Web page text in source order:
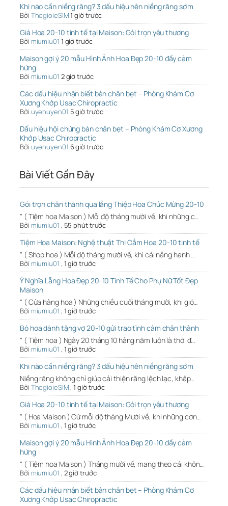
Khi nào cần niềng răng? 3 dấu hiệu nên niềng răng sớm
Bởi ThegioieSIM1 giờ trước
Giá Hoa 20-10 tinh tế tại Maison: Gói trọn yêu thương
Bởi miumiu01 1 giờ trước
Maison gợi ý 20 mẫu Hình Ảnh Hoa Đẹp 20-10 đầy cảm
hứng
Bởi miumiu01 2 giờ trước
Các dấu hiệu nhận biết bàn chân bẹt – Phòng Khám Cơ
Xương Khớp Usac Chiropractic
Bởi uyenuyen01 5 giờ trước
Dấu hiệu hội chứng bàn chân bẹt – Phòng Khám Cơ Xương
Khớp Usac Chiropractic
Bởi uyenuyen01 6 giờ trước
Bài Viết Gần Đây
Gói trọn chân thành qua lẵng Thiệp Hoa Chúc Mừng 20-10
" ( Tiệm hoa Maison ) Mỗi độ tháng mười về, khi những c…
Bởi miumiu01 , 55 phút trước
Tiệm Hoa Maison: Nghệ thuật Thi Cắm Hoa 20-10 tinh tế
" ( Shop hoa ) Mỗi độ tháng mười về, khi cái nắng hanh …
Bởi miumiu01 , 1 giờ trước
Ý Nghĩa Lẵng Hoa Đẹp 20-10 Tinh Tế Cho Phụ Nữ Tốt Đẹp
Maison
" ( Cửa hàng hoa ) Những chiều cuối tháng mười, khi gió…
Bởi miumiu01 , 1 giờ trước
Bó hoa dành tặng vợ 20-10 gửi trao tình cảm chân thành
" ( Tiệm hoa ) Ngày 20 tháng 10 hàng năm luôn là thời đ…
Bởi miumiu01 , 1 giờ trước
Khi nào cần niềng răng? 3 dấu hiệu nên niềng răng sớm
Niềng răng không chỉ giúp cải thiện răng lệch lạc, khấp…
Bởi ThegioieSIM,1 giờ trước
Giá Hoa 20-10 tinh tế tại Maison: Gói trọn yêu thương
" ( Hoa Maison ) Cứ mỗi độ tháng Mười về, khi những cơn…
Bởi miumiu01 , 1 giờ trước
Maison gợi ý 20 mẫu Hình Ảnh Hoa Đẹp 20-10 đầy cảm
hứng
" ( Tiệm hoa Maison ) Tháng mười về, mang theo cái khôn…
Bởi miumiu01 , 2 giờ trước
Các dấu hiệu nhận biết bàn chân bẹt – Phòng Khám Cơ
Xương Khớp Usac Chiropractic